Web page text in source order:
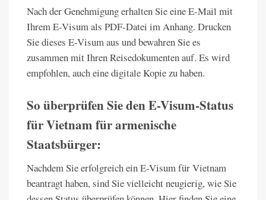
Nach der Genehmigung erhalten Sie eine E-Mail mit
Ihrem E-Visum als PDF-Datei im Anhang. Drucken
Sie dieses E-Visum aus und bewahren Sie es
zusammen mit Ihren Reisedokumenten auf. Es wird
empfohlen, auch eine digitale Kopie zu haben.
So überprüfen Sie den E-Visum-Status
für Vietnam für armenische
Staatsbürger:
Nachdem Sie erfolgreich ein E-Visum für Vietnam
beantragt haben, sind Sie vielleicht neugierig, wie Sie